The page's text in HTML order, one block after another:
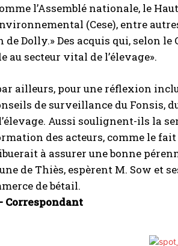
l’Assemblé nationale, le
(Cese), entre
Dolly.» Des acquis qui, selon
au secteur vital de l’élevage».
ailleurs, pour une réflexion
de surveillance du Fonsis,
Aussi soulignent-ils la
des acteurs, comme le
à assurer une bonne
de Thiès, espèrent M. Sow et
de bétail.
Correspondant